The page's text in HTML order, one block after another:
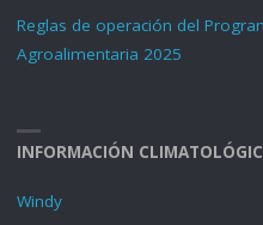
Reglas de operación del
Agroalimentaria 2025
INFORMACIÓN
Windy